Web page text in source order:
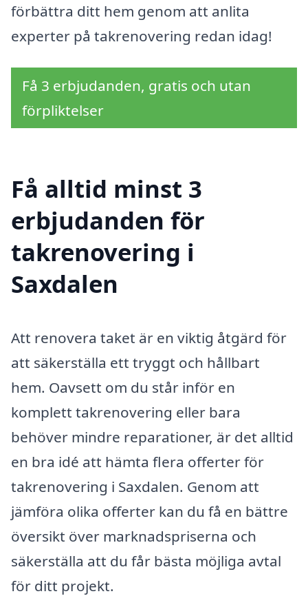
förbättra ditt hem genom att anlita
experter på takrenovering redan idag!
Få 3 erbjudanden, gratis och utan
förpliktelser
Få alltid minst 3
erbjudanden för
takrenovering i
Saxdalen
Att renovera taket är en viktig åtgärd för
att säkerställa ett tryggt och hållbart
hem. Oavsett om du står inför en
komplett takrenovering eller bara
behöver mindre reparationer, är det alltid
en bra idé att hämta flera offerter för
takrenovering i Saxdalen. Genom att
jämföra olika offerter kan du få en bättre
översikt över marknadspriserna och
säkerställa att du får bästa möjliga avtal
för ditt projekt.